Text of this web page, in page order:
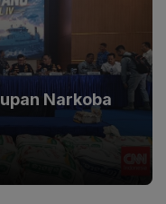
Narkoba